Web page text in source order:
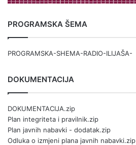
PROGRAMSKA ŠEMA
PROGRAMSKA-SHEMA-RADIO-ILIJAŠA-
DOKUMENTACIJA
DOKUMENTACIJA.zip
Plan integriteta i pravilnik.zip
Plan javnih nabavki - dodatak.zip
Odluka o izmjeni plana javnih nabavki.zip